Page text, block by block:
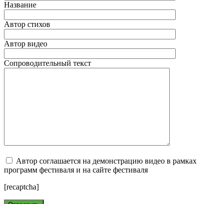
Название
Автор стихов
Автор видео
Сопроводительный текст
Автор соглашается на демонстрацию видео в рамках
программ фестиваля и на сайте фестиваля
[recaptcha]